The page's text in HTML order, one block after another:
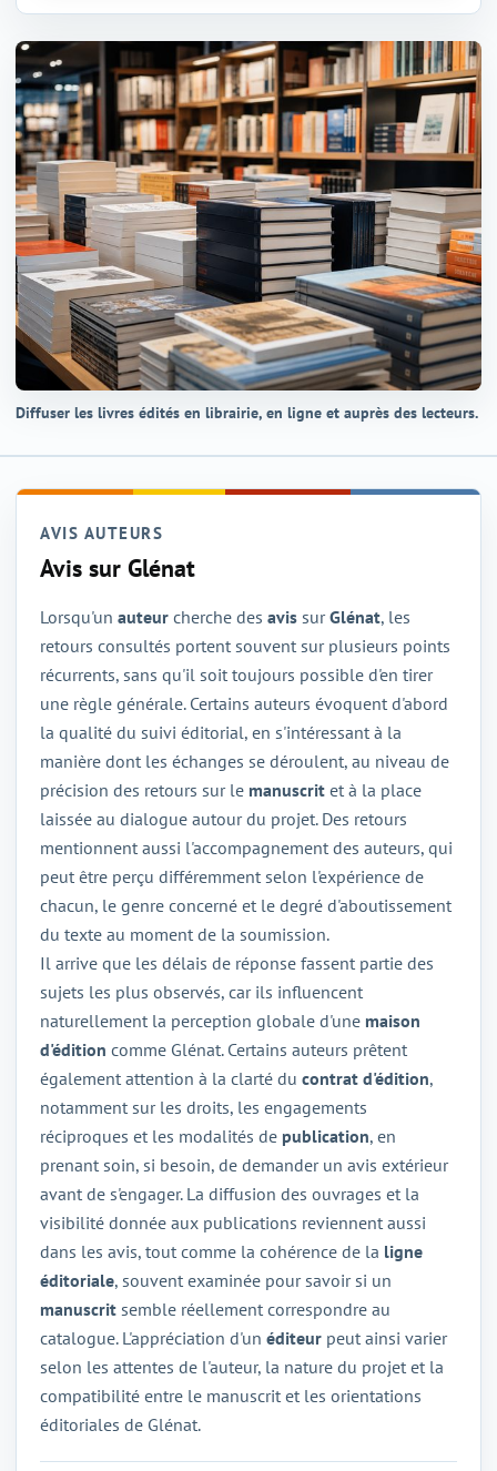
Diffuser les livres édités en librairie, en ligne et auprès des lecteurs.
AVIS AUTEURS
Avis sur Glénat
Lorsqu'un auteur cherche des avis surGlénat, les
retours consultés portent souvent sur plusieurs points
récurrents, sans qu'il soit toujours possible d'en tirer
une règle générale. Certains auteurs évoquent d'abord
la qualité du suivi éditorial, en s'intéressant à la
manière dont les échanges se déroulent, au niveau de
précision des retours sur le manuscrit et à la place
laissée au dialogue autour du projet. Des retours
mentionnent aussi l'accompagnement des auteurs, qui
peut être perçu différemment selon l'expérience de
chacun, le genre concerné et le degré d'aboutissement
du texte au moment de la soumission.
Il arrive que les délais de réponse fassent partie des
sujets les plus observés, car ils influencent
naturellement la perception globale d'une maison
d'édition comme Glénat. Certains auteurs prêtent
également attention à la clarté du contrat d'édition,
notamment sur les droits, les engagements
réciproques et les modalités de publication, en
prenant soin, si besoin, de demander un avis extérieur
avant de s'engager. La diffusion des ouvrages et la
visibilité donnée aux publications reviennent aussi
dans les avis, tout comme la cohérence de la ligne
éditoriale, souvent examinée pour savoir si un
manuscrit semble réellement correspondre au
catalogue. L'appréciation d'un éditeur peut ainsi varier
selon les attentes de l'auteur, la nature du projet et la
compatibilité entre le manuscrit et les orientations
éditoriales de Glénat.